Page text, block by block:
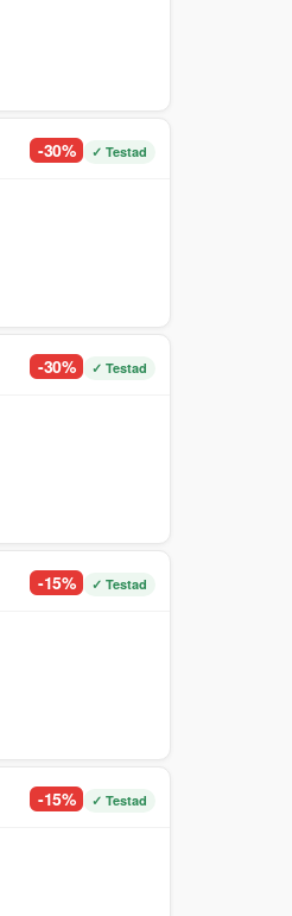
-30% ✓ Testad
-30% ✓ Testad
-15% ✓ Testad
-15% ✓ Testad